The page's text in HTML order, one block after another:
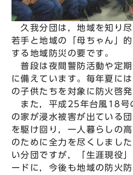
久我分団は，地域を知り
若手と地域の「母ちゃん」
する地域防災の要です。
普段は夜間警防活動や定
に備えています。毎年夏に
の子供たちを対象に防火啓
また，平成25年台風18号
の家が浸水被害が出ている
を駆け回り，一人暮らしの
のために全力を尽くしまし
い分団ですが，「生涯現役
ードに，今後も地域の防火